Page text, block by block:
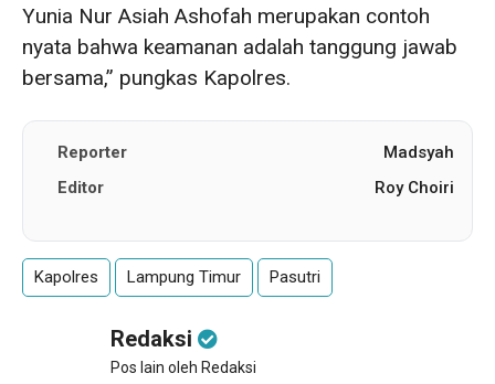
Yunia Nur Asiah Ashofah merupakan contoh
nyata bahwa keamanan adalah tanggung jawab
bersama,” pungkas Kapolres.
Reporter
Madsyah
Editor
Roy Choiri
Kapolres Lampung Timur Pasutri
Redaksi
Pos lain oleh Redaksi